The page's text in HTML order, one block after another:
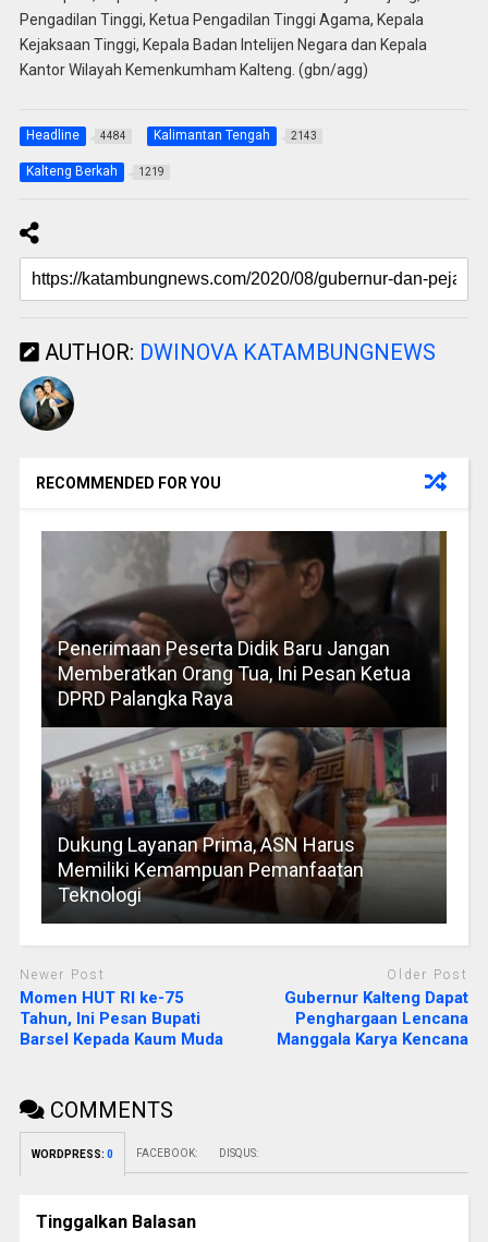
Pengadilan Tinggi, Ketua Pengadilan Tinggi Agama, Kepala
Kejaksaan Tinggi, Kepala Badan Intelijen Negara dan Kepala
Kantor Wilayah Kemenkumham Kalteng. (gbn/agg)
Headline 4484 Kalimantan Tengah 2143
Kalteng Berkah 1219
AUTHOR: DWINOVA KATAMBUNGNEWS
RECOMMENDED FOR YOU
Penerimaan Peserta Didik Baru Jangan
Memberatkan Orang Tua, Ini Pesan Ketua
DPRD Palangka Raya
Dukung Layanan Prima, ASN Harus
Memiliki Kemampuan Pemanfaatan
Teknologi
Newer Post
Momen HUT RI ke-75
Tahun, Ini Pesan Bupati
Barsel Kepada Kaum Muda
Older Post
Gubernur Kalteng Dapat
Penghargaan Lencana
Manggala Karya Kencana
COMMENTS
WORDPRESS: 0 FACEBOOK: DISQUS:
Tinggalkan Balasan